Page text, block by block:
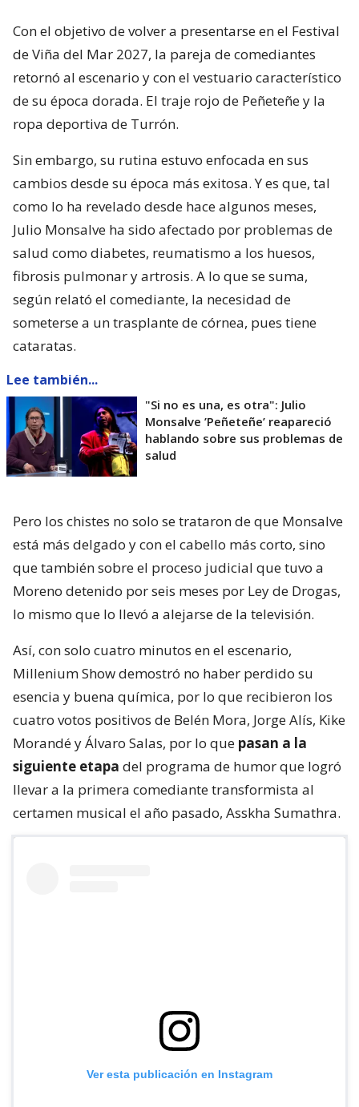
Con el objetivo de volver a presentarse en el Festival
de Viña del Mar 2027, la pareja de comediantes
retornó al escenario y con el vestuario característico
de su época dorada. El traje rojo de Peñeteñe y la
ropa deportiva de Turrón.
Sin embargo, su rutina estuvo enfocada en sus
cambios desde su época más exitosa. Y es que, tal
como lo ha revelado desde hace algunos meses,
Julio Monsalve ha sido afectado por problemas de
salud como diabetes, reumatismo a los huesos,
fibrosis pulmonar y artrosis. A lo que se suma,
según relató el comediante, la necesidad de
someterse a un trasplante de córnea, pues tiene
cataratas.
Lee también...
"Si no es una, es otra": Julio
Monsalve ’Peñeteñe’ reapareció
hablando sobre sus problemas de
salud
Pero los chistes no solo se trataron de que Monsalve
está más delgado y con el cabello más corto, sino
que también sobre el proceso judicial que tuvo a
Moreno detenido por seis meses por Ley de Drogas,
lo mismo que lo llevó a alejarse de la televisión.
Así, con solo cuatro minutos en el escenario,
Millenium Show demostró no haber perdido su
esencia y buena química, por lo que recibieron los
cuatro votos positivos de Belén Mora, Jorge Alís, Kike
Morandé y Álvaro Salas, por lo que pasan a la
siguiente etapa del programa de humor que logró
llevar a la primera comediante transformista al
certamen musical el año pasado, Asskha Sumathra.
Ver esta publicación en Instagram